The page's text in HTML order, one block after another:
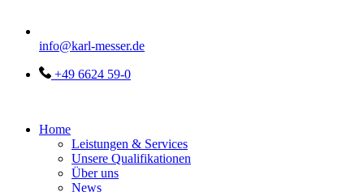
info@karl-messer.de
+49 6624 59-0
Home
Leistungen & Services
Unsere Qualifikationen
Über uns
News